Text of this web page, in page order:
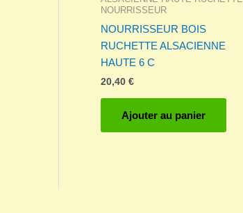
NOURRISSEUR
NOURRISSEUR BOIS
RUCHETTE ALSACIENNE
HAUTE 6 C
20,40 €
Ajouter au panier